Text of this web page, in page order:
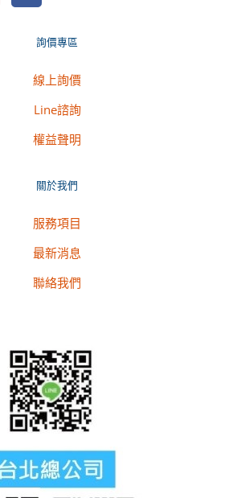
詢價專區
線上詢價
Line諮詢
權益聲明
關於我們
服務項目
最新消息
聯絡我們